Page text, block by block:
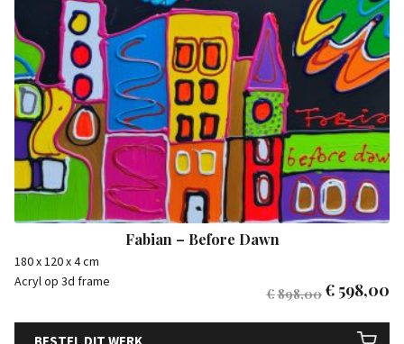
Fabian – Before Dawn
180 x 120 x 4 cm
Acryl op 3d frame
€898,00€ 598,00